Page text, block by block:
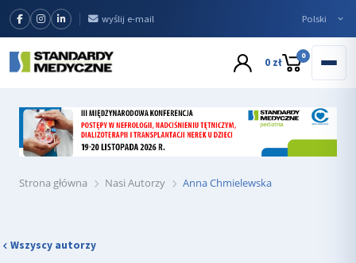
wyślij e-mail
0 zł 0
Strona główna Nasi Autorzy Anna Chmielewska
Wszyscy autorzy